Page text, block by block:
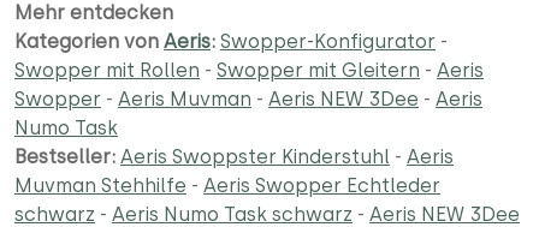
Mehr entdecken
Kategorien von Aeris: Swopper-Konfigurator -
Swopper mit Rollen - Swopper mit Gleitern - Aeris
Swopper - Aeris Muvman - Aeris NEW 3Dee - Aeris
Numo Task
Bestseller: Aeris Swoppster Kinderstuhl - Aeris
Muvman Stehhilfe - Aeris Swopper Echtleder
schwarz - Aeris Numo Task schwarz - Aeris NEW 3Dee